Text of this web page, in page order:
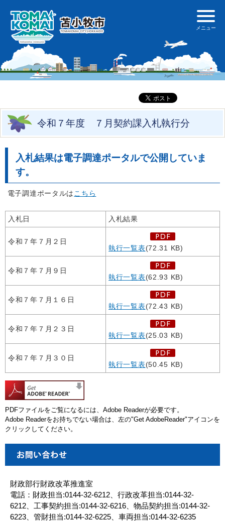
令和７年度 ７月契約課入札執行分
入札結果は電子調達ポータルで公開していま
す。
電子調達ポータルは こちら
入札日 入札結果
令和７年７月２日
執行一覧表(72.31 KB)
令和７年７月９日
執行一覧表(62.93 KB)
令和７年７月１６日
執行一覧表(72.43 KB)
令和７年７月２３日
執行一覧表(25.03 KB)
令和７年７月３０日
執行一覧表(50.45 KB)
PDFファイルをご覧になるには、Adobe Readerが必要です。
Adobe Readerをお持ちでない場合は、左の"Get AdobeReader"アイコンを
クリックしてください。
財政部行財政改革推進室
電話：財政担当:0144-32-6212、行政改革担当:0144-32-
6212、工事契約担当:0144-32-6216、物品契約担当:0144-32-
6223、管財担当:0144-32-6225、車両担当:0144-32-6235